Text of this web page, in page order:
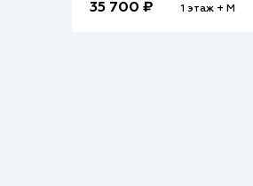
35 700 ₽
1 этаж + М